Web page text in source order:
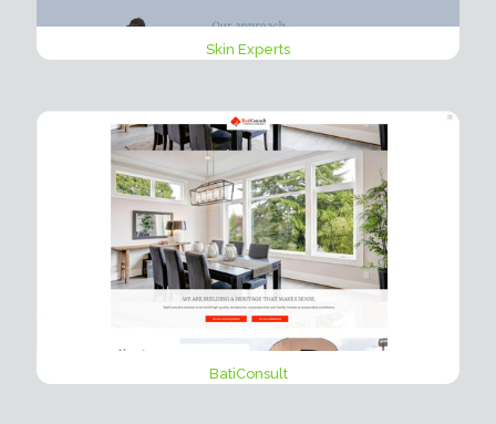
Skin Experts
BatiConsult